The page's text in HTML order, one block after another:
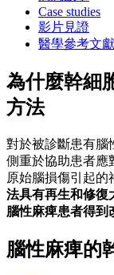
Case studies
影片見證
醫學參考文獻
為什麼幹細
方法
對於被診斷患有腦
側重於協助患者應
原始腦損傷引起的
法具有再生和修復
腦性麻痺患者得到
腦性麻痺的